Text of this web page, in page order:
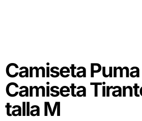
Camiseta Puma
Camiseta
talla M